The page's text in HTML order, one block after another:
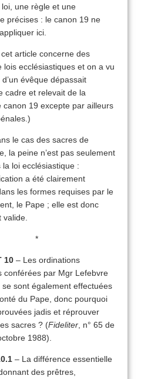
une règle et une
précises : le canon 19 ne
ici.
article concerne des
lois ecclésiastiques et on a vu
évêque dépassait
cadre et relevait de la
canon 19 excepte par ailleurs
le cas des sacres de
la peine n’est pas seulement
la loi ecclésiastique :
a été clairement
les formes requises par le
le Pape ; elle est donc
valide.
*
10 – Les ordinations
conférées par Mgr Lefebvre
sont également effectuées
du Pape, donc pourquoi
jadis et réprouver
sacres ? (Fideliter , n° 65 de
1988).
– La différence essentielle
des prêtres,